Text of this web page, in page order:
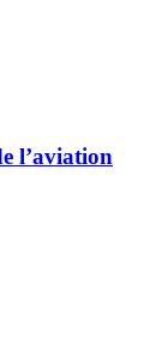
l’aviation